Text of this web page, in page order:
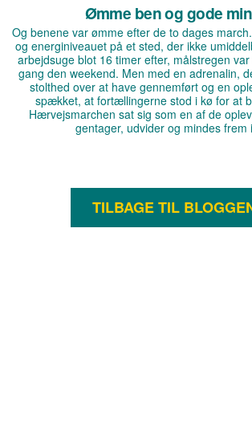
Ømme ben og gode
Og benene var ømme efter de to dages
og energiniveauet på et sted, der ikke
arbejdsuge blot 16 timer efter, målstregen
gang den weekend. Men med en adrenalin,
stolthed over at have gennemført og en
spækket, at fortællingerne stod i kø for at
Hærvejsmarchen sat sig som en af de
gentager, udvider og mindes frem
TILBAGE TIL